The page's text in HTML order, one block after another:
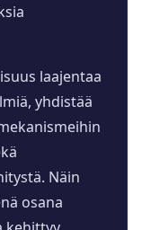
laajentaa
yhdistää
Näin
osana